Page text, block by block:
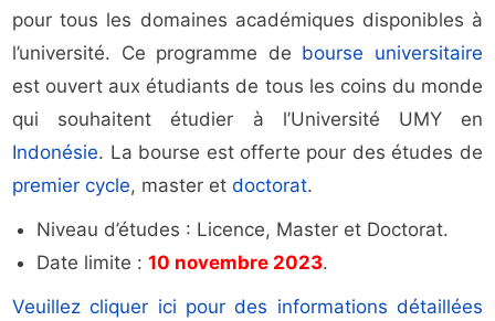
pour tous les domaines académiques disponibles à
l’université. Ce programme de bourse universitaire
est ouvert aux étudiants de tous les coins du monde
qui souhaitent étudier à l’Université UMY en
Indonésie. La bourse est offerte pour des études de
premier cycle, master etdoctorat.
Niveau d’études : Licence, Master et Doctorat.
Date limite :10 novembre 2023.
Veuillez cliquer ici pour des informations détaillées